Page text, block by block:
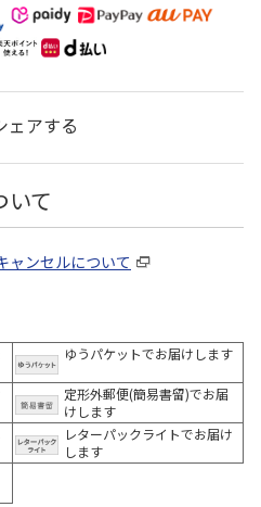
ェアする
いて
ャンセルについて
ゆうパケットでお届けします
定形外郵便(簡易書留)でお届
けします
レターパックライトでお届け
します